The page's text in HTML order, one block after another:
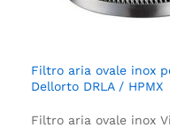
Filtro aria ovale inox
Dellorto DRLA / HPMX
Filtro aria ovale inox